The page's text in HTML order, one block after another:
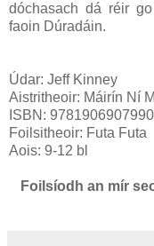
dóchasach dá réir
faoin Dúradáin.
Údar: Jeff Kinney
Aistritheoir: Máirín Ní
ISBN: 9781906907990
Foilsitheoir: Futa Futa
Aois: 9-12 bl
Foilsíodh an mír